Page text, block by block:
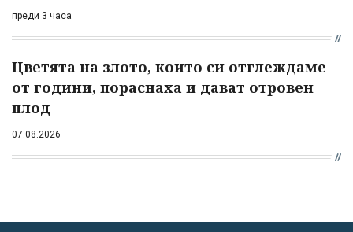
преди 3 часа
Цветята на злото, които си отглеждаме
от години, пораснаха и дават отровен
плод
07.08.2026